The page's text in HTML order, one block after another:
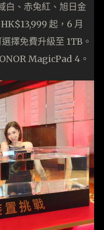
白、赤兔紅、旭日金
起，6 月
擇免費升級至 1TB。
MagicPad 4。